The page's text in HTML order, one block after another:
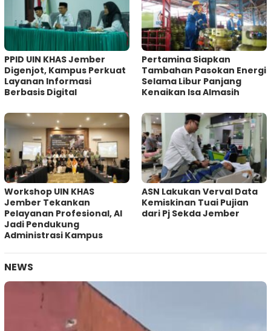
PPID UIN KHAS Jember
Digenjot, Kampus Perkuat
Layanan Informasi
Berbasis Digital
Pertamina Siapkan
Tambahan Pasokan Energi
Selama Libur Panjang
Kenaikan Isa Almasih
Workshop UIN KHAS
Jember Tekankan
Pelayanan Profesional, AI
Jadi Pendukung
Administrasi Kampus
ASN Lakukan Verval Data
Kemiskinan Tuai Pujian
dari Pj Sekda Jember
NEWS